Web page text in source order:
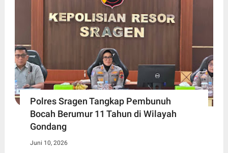
Polres Sragen Tangkap Pembunuh
Bocah Berumur 11 Tahun di Wilayah
Gondang
Juni 10, 2026